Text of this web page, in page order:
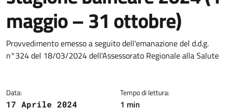
maggio – 31 ottobre)
Dettagli della notizia
Provvedimento emesso a seguito dell'emanazione del d.d.g.
n°324 del 18/03/2024 dell'Assessorato Regionale alla Salute
Data:
17 Aprile 2024
Tempo di lettura:
1 min